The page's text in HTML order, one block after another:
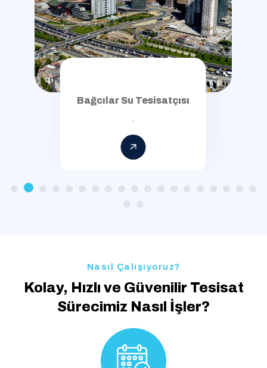
Bağcılar Su Tesisatçısı
Nasıl Çalışıyoruz?
Kolay, Hızlı ve Güvenilir Tesisat
Sürecimiz Nasıl İşler?